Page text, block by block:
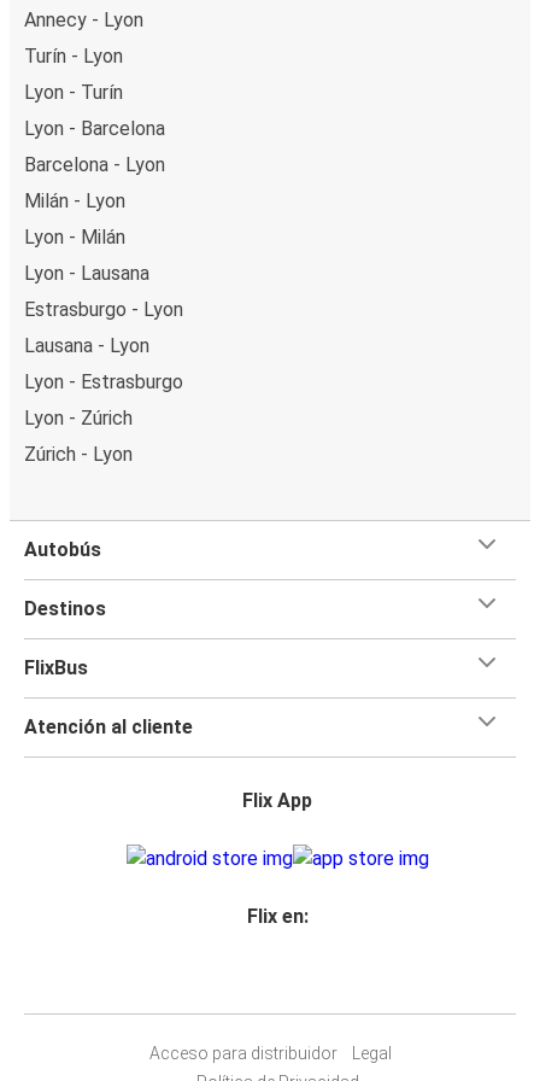
Annecy - Lyon
Turín - Lyon
Lyon - Turín
Lyon - Barcelona
Barcelona - Lyon
Milán - Lyon
Lyon - Milán
Lyon - Lausana
Estrasburgo - Lyon
Lausana - Lyon
Lyon - Estrasburgo
Lyon - Zúrich
Zúrich - Lyon
Autobús
Destinos
FlixBus
Atención al cliente
Flix App
Flix en:
Acceso para distribuidor
Legal